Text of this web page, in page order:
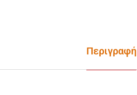
Περιγραφή